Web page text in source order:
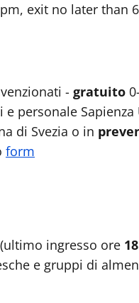
exit no later than
- gratuito
personale Sapienza
di Svezia o in
form
(ultimo ingresso ore
e gruppi di